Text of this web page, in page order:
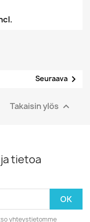
Seuraava 
Takaisin ylös 
tietoa
yhteystietomme